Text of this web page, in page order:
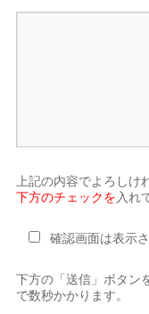
上記の内容でよろしけ
下方のチェックを 入れ
確認画面は表示
下方の「送信」ボタン
で数秒かかります。